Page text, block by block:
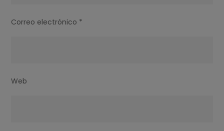
Correo electrónico *
Web